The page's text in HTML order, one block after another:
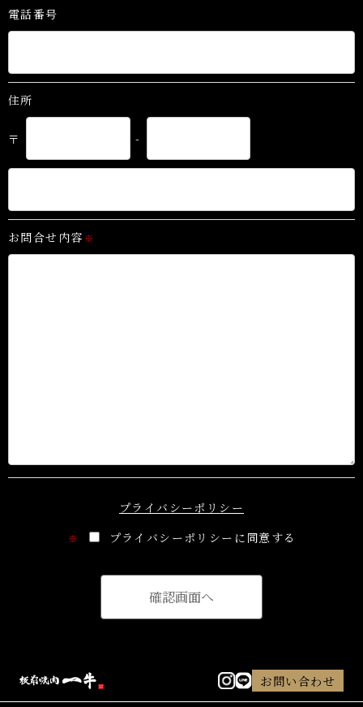
電話番号
住所
〒 -
お問合せ内容 ※
プライバシーポリシー
※ プライバシーポリシーに同意する
お問い合わせ